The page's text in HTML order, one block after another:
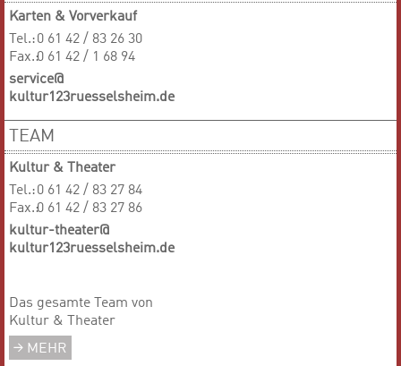
Karten & Vorverkauf
Tel.:0 61 42 / 83 26 30
Fax.:0 61 42 / 1 68 94
service@
kultur123ruesselsheim.de
TEAM
Kultur & Theater
Tel.:0 61 42 / 83 27 84
Fax.:0 61 42 / 83 27 86
kultur-theater@
kultur123ruesselsheim.de
Das gesamte Team von
Kultur & Theater
MEHR